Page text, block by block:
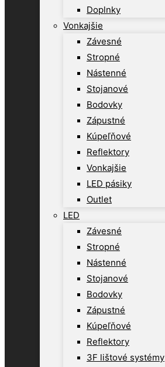
Doplnky
Vonkajšie
Závesné
Stropné
Nástenné
Stojanové
Bodovky
Zápustné
Kúpeľňové
Reflektory
Vonkajšie
LED pásiky
Outlet
LED
Závesné
Stropné
Nástenné
Stojanové
Bodovky
Zápustné
Kúpeľňové
Reflektory
3F lištové systémy